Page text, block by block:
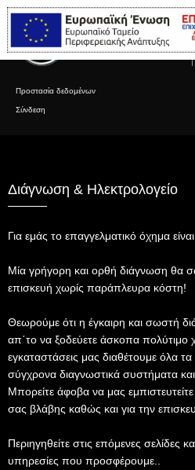
Μετάβαση
στο
περιεχόμενο
Προστασία δεδομένων
Σύνδεση
Διάγνωση & Ηλεκτρολογείο
Για εμάς το επαγγελματικό όχημα
Μία γρήγορη και ορθή διάγνωση θα
επισκευή χωρίς παράπλευρα κόστη!
Θεωρούμε ότι η έγκαιρη και σωστή
απ΄το να ξοδεύετε άσκοπα πολύτιμο
εγκαταστάσεις μας διαθέτουμε όλα
σύγχρονα διαγνωστικά συστήματα
Μπορείτε άφοβα να μας
σας βλάβης καθώς και για την
Περιηγηθείτε στις επόμενες σελίδες
υπηρεσίες που προσφέρουμε..